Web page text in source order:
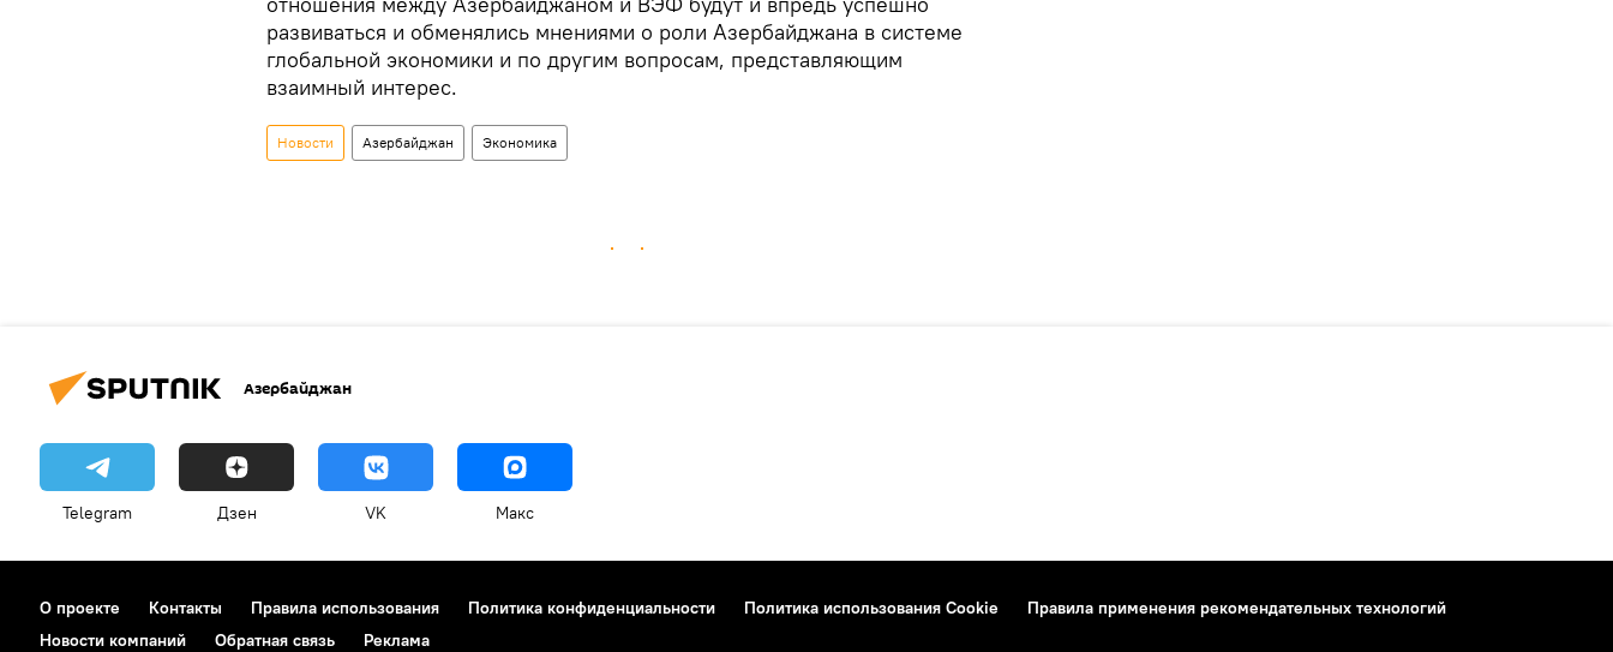
развиваться и обменялись мнениями о роли Азербайджана в системе
глобальной экономики и по другим вопросам, представляющим
взаимный интерес.
Новости Азербайджан Экономика
Азербайджан
Telegram Дзен VK Макс
О проекте Контакты Правила использования Политика конфиденциальности Политика использования Cookie
Правила применения рекомендательных технологий
Новости компаний
Обратная связь Реклама